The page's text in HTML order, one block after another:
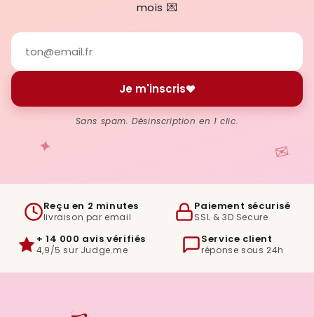
✦ ✉
mois 💌
Je m'inscris
Sans spam. Désinscription en 1 clic.
Reçu en 2 minutes
livraison par email
Paiement sécurisé
SSL & 3D Secure
+ 14 000 avis vérifiés
4,9/5 sur Judge.me
Service client
réponse sous 24h